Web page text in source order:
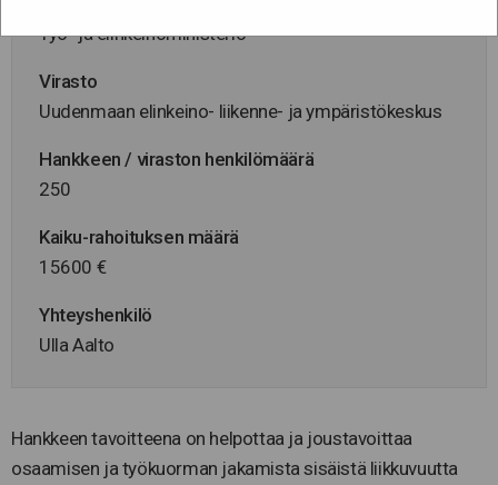
Työ- ja elinkeinoministeriö
Virasto
Uudenmaan elinkeino- liikenne- ja ympäristökeskus
Hankkeen / viraston henkilömäärä
250
Kaiku-rahoituksen määrä
15600 €
Yhteyshenkilö
Ulla Aalto
Hankkeen tavoitteena on helpottaa ja joustavoittaa
osaamisen ja työkuorman jakamista sisäistä liikkuvuutta